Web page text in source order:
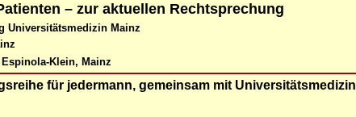
– zur aktuellen Rechtsprechung
Universitätsmedizin Mainz
Klein, Mainz
für jedermann, gemeinsam mit Universitätsmedizin